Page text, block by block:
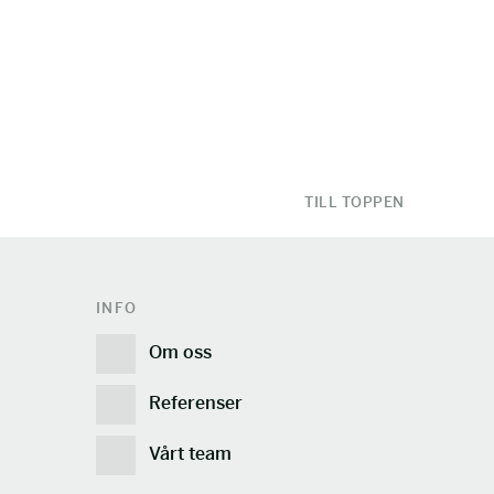
TILL TOPPEN
INFO
Om oss
Referenser
Vårt team